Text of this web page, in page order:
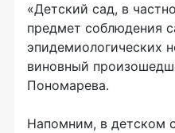
«Детский сад, в
предмет соблюдения
эпидемиологических
виновный
Пономарева.
Напомним, в детском